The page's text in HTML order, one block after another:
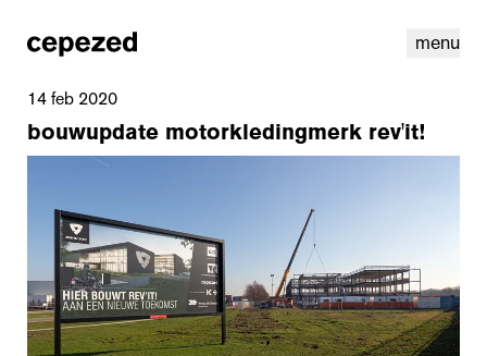
menu
14 feb 2020
bouwupdate motorkledingmerk rev'it!